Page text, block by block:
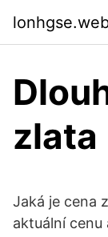
zlata
Jaká je cena
aktuální